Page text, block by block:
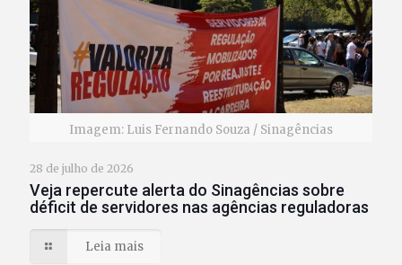
Imagem: Luis Fernando Souza / Sinagências
28 de julho de 2026
Veja repercute alerta do Sinagências sobre
déficit de servidores nas agências reguladoras
Leia mais